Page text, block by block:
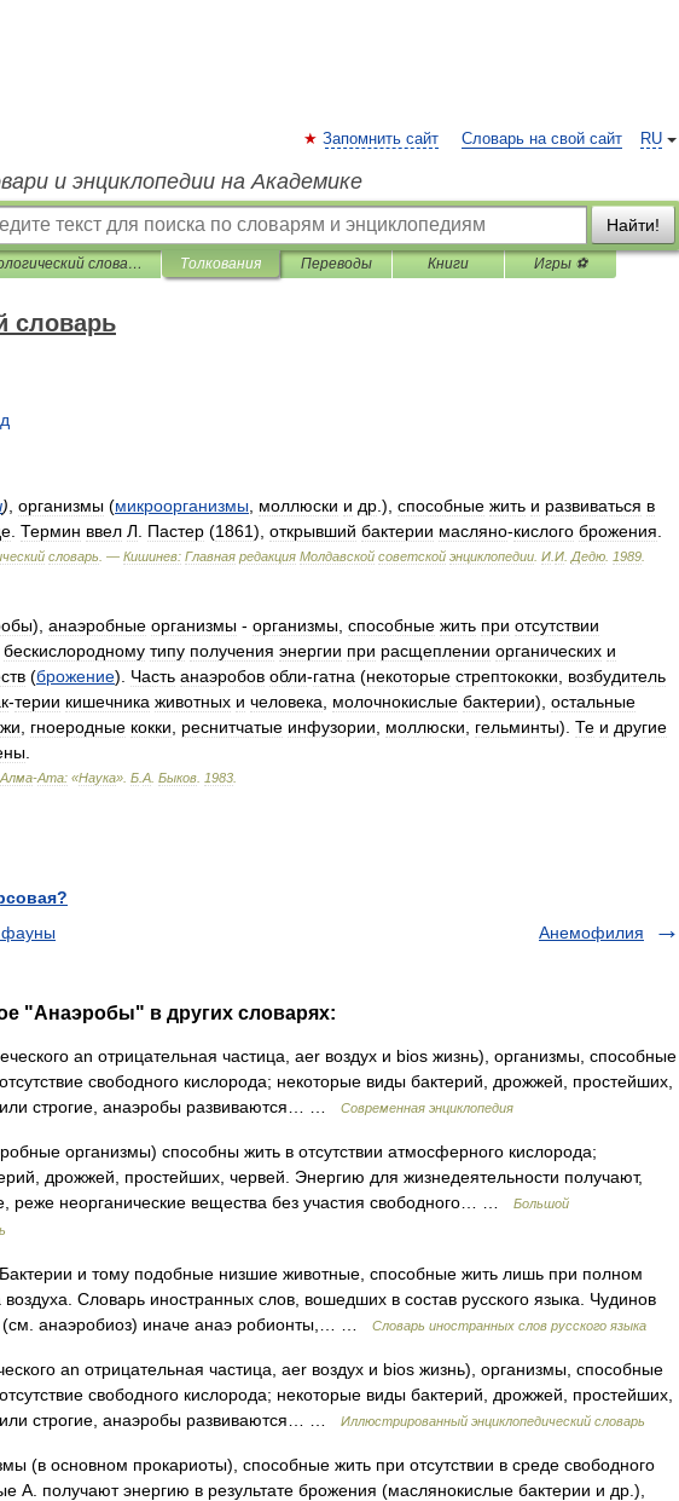
RU
Запомнить сайт Словарь на свой сайт
и энциклопедии на Академике
Найти!
Экологический словарь Толкования Переводы Книги Игры ⚽
словарь
) организмы (микроорганизмы моллюски и др .), способные жить и развиваться в
Термин ввел Л Пастер (1861), открывший бактерии масляно-кислого брожения
словарь . — Кишинев: Главная редакция Молдавской советской энциклопедии И И Дедю 1989
), анаэробные организмы - организмы способные жить при отсутствии
бескислородному типу получения энергии при расщеплении органических и
(брожение). Часть анаэробов обли-гатна (некоторые стрептококки
возбудитель
-терии кишечника животных и человека молочнокислые бактерии), остальные
гноеродные кокки реснитчатые инфузории моллюски гельминты). Те и другие
Алма-Ата: «Наука» Б А Быков 1983
Анемофилия
"Анаэробы" в других словарях:
an отрицательная частица, aer воздух и bios жизнь), организмы, способные
свободного кислорода; некоторые виды бактерий, дрожжей, простейших,
строгие, анаэробы развиваются… …
Современная энциклопедия
организмы) способны жить в отсутствии атмосферного кислорода;
дрожжей, простейших, червей. Энергию для жизнедеятельности получают,
реже неорганические вещества без участия свободного… …
Большой
и тому подобные низшие животные, способные жить лишь при полном
воздуха. Словарь иностранных слов, вошедших в состав русского языка. Чудинов
анаэробиоз) иначе анаэ робионты,… …
Словарь иностранных слов русского языка
an отрицательная частица, aer воздух и bios жизнь), организмы, способные
свободного кислорода; некоторые виды бактерий, дрожжей, простейших,
строгие, анаэробы развиваются… …
Иллюстрированный энциклопедический словарь
(в основном прокариоты), способные жить при отсутствии в среде свободного
А. получают энергию в результате брожения (маслянокислые бактерии и др.),